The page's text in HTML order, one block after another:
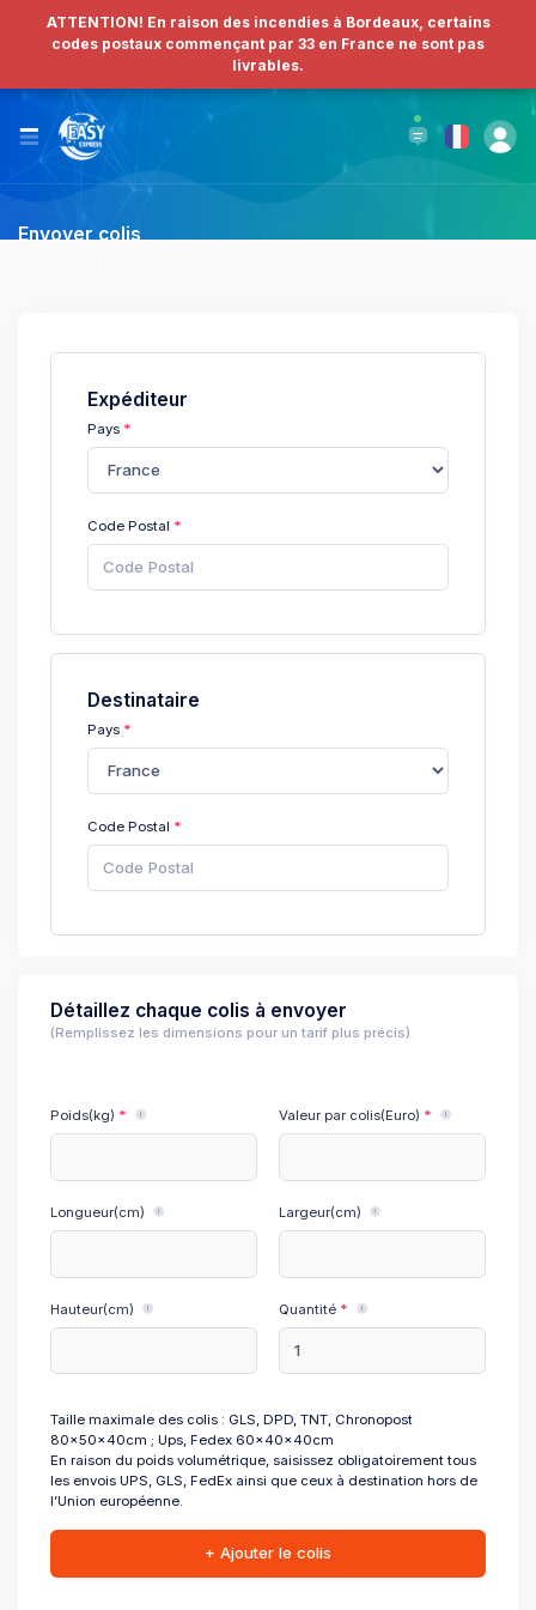
ATTENTION! En raison des incendies à Bordeaux, certains
codes postaux commençant par 33 en France ne sont pas
livrables.
Envoyer colis
Expéditeur
Pays
Code Postal
Destinataire
Pays
Code Postal
Détaillez chaque colis à envoyer
(Remplissez les dimensions pour un tarif plus précis)
Poids(kg) Valeur par colis(Euro)
Longueur(cm) Largeur(cm)
Hauteur(cm) Quantité
Taille maximale des colis : GLS, DPD, TNT, Chronopost
80x50x40cm ; Ups, Fedex 60x40x40cm
En raison du poids volumétrique, saisissez obligatoirement tous
les envois UPS, GLS, FedEx ainsi que ceux à destination hors de
l’Union européenne.
+ Ajouter le colis